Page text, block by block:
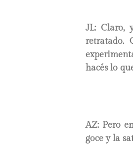
JL:Claro, y
retratado.
hacés lo
AZ: Pero
goce y la